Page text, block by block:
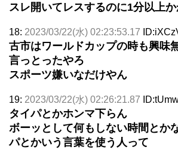
スレ開いてレスするのに1分以上
18: 2023/03/22(水) 02:23:53.17
古市はワールドカップの時も興味
言っとったやろ
スポーツ嫌いなだけやん
19: 2023/03/22(水) 02:26:21.87
タイパとかホンマ下らん
ボーッとして何もしない時間とか
パとかいう言葉を使う人って